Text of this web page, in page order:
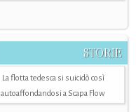
STORIE
La flotta tedesca si suicidò così
autoaffondandosi a Scapa Flow